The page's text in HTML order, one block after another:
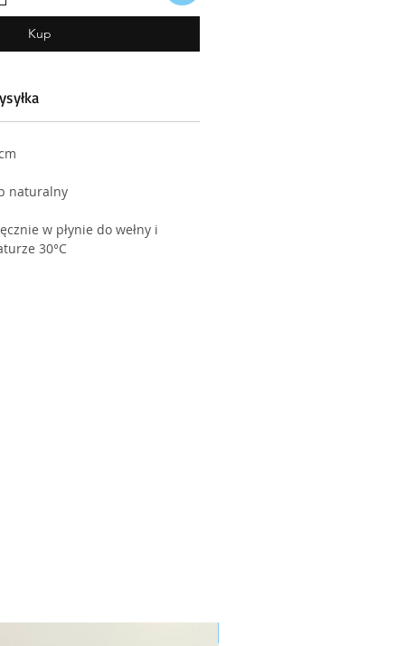
Kup
naturalny
w płynie do wełny i
30°C